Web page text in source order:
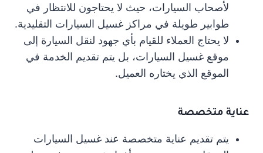
لأصحاب السيارات، حيث لا يحتاجون للانتظار في
طوابير طويلة في مراكز غسيل السيارات التقليدية.
لا يحتاج العملاء للقيام بأي جهود لنقل السيارة إلى
موقع غسيل السيارات، بل يتم تقديم الخدمة في
الموقع الذي يختاره العميل.
عناية متخصصة
يتم تقديم عناية متخصصة عند غسيل السيارات